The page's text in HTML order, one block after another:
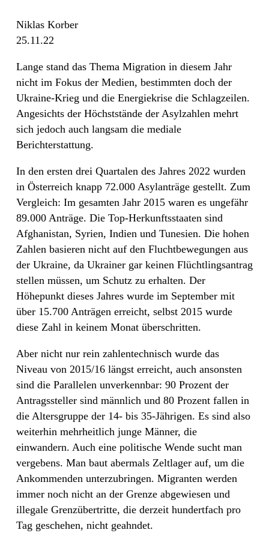
Niklas Korber
25.11.22
Lange stand das Thema Migration in diesem Jahr
nicht im Fokus der Medien, bestimmten doch der
Ukraine-Krieg und die Energiekrise die Schlagzeilen.
Angesichts der Höchststände der Asylzahlen mehrt
sich jedoch auch langsam die mediale
Berichterstattung.
In den ersten drei Quartalen des Jahres 2022 wurden
in Österreich knapp 72.000 Asylanträge gestellt. Zum
Vergleich: Im gesamten Jahr 2015 waren es ungefähr
89.000 Anträge. Die Top-Herkunftsstaaten sind
Afghanistan, Syrien, Indien und Tunesien. Die hohen
Zahlen basieren nicht auf den Fluchtbewegungen aus
der Ukraine, da Ukrainer gar keinen Flüchtlingsantrag
stellen müssen, um Schutz zu erhalten. Der
Höhepunkt dieses Jahres wurde im September mit
über 15.700 Anträgen erreicht, selbst 2015 wurde
diese Zahl in keinem Monat überschritten.
Aber nicht nur rein zahlentechnisch wurde das
Niveau von 2015/16 längst erreicht, auch ansonsten
sind die Parallelen unverkennbar: 90 Prozent der
Antragssteller sind männlich und 80 Prozent fallen in
die Altersgruppe der 14- bis 35-Jährigen. Es sind also
weiterhin mehrheitlich junge Männer, die
einwandern. Auch eine politische Wende sucht man
vergebens. Man baut abermals Zeltlager auf, um die
Ankommenden unterzubringen. Migranten werden
immer noch nicht an der Grenze abgewiesen und
illegale Grenzübertritte, die derzeit hundertfach pro
Tag geschehen, nicht geahndet.